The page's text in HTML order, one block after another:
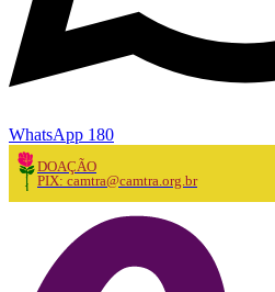
WhatsApp 180
DOAÇÃO
PIX: camtra@camtra.org.br